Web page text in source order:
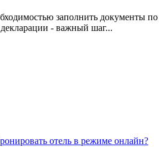
заполнить документы
- важный шаг...
отель в режиме онлайн?